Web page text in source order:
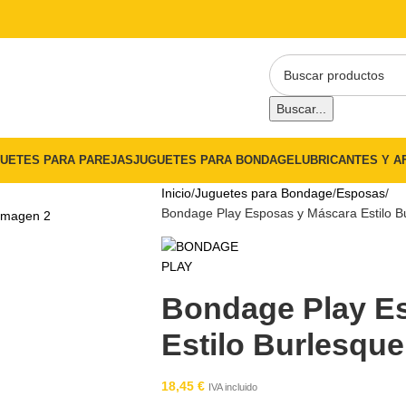
Buscar...
PARA PAREJASJUGUETES PARA BONDAGELUBRICANTES Y
Inicio Juguetes para Bondage Esposas
Bondage Play Esposas y Máscara Estilo
Bondage Play
Estilo
18,45 € IVA incluido